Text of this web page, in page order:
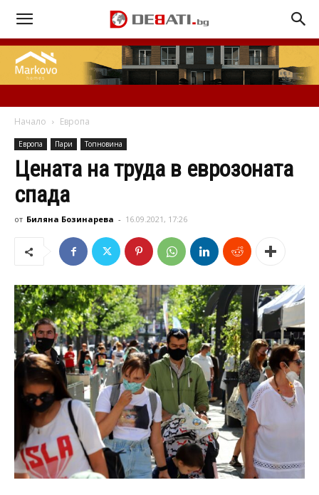
Начало Европа
Европа Пари Топновина
Цената на труда в еврозоната
спада
от Биляна Бозинарева - 16.09.2021, 17:26